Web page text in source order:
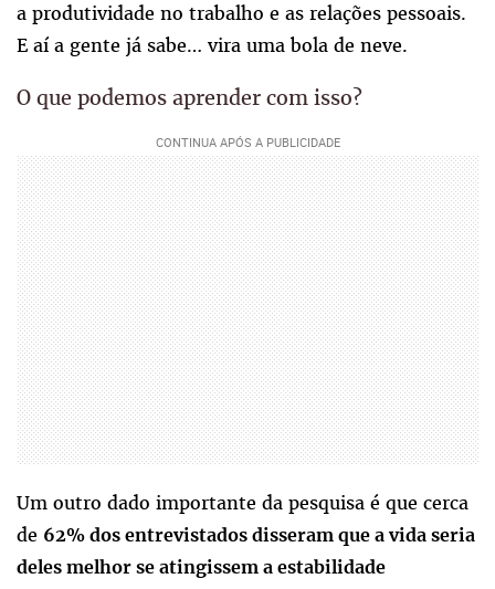
a produtividade no trabalho e as relações pessoais.
E aí a gente já sabe… vira uma bola de neve.
O que podemos aprender com isso?
Um outro dado importante da pesquisa é que cerca
de 62% dos entrevistados disseram que a vida seria
deles melhor se atingissem a estabilidade